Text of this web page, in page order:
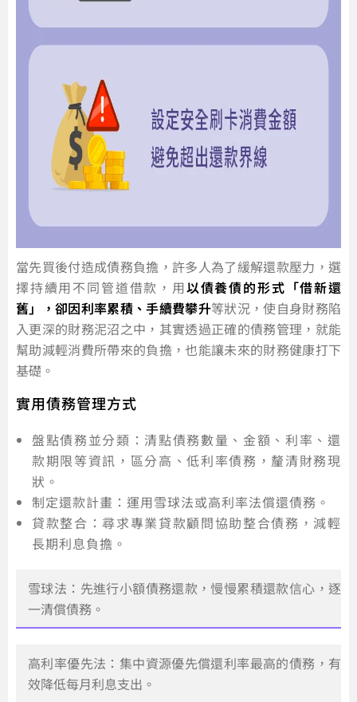
當先買後付造成債務負擔，許多人為了緩解還款壓力，選
擇持續用不同管道借款，用以債養債的形式「借新還
舊」，卻因利率累積、手續費攀升等狀況，使自身財務陷
入更深的財務泥沼之中，其實透過正確的債務管理，就能
幫助減輕消費所帶來的負擔，也能讓未來的財務健康打下
基礎。
實用債務管理方式
盤點債務並分類：清點債務數量、金額、利率、還
款期限等資訊，區分高、低利率債務，釐清財務現
狀。
制定還款計畫：運用雪球法或高利率法償還債務。
貸款整合：尋求專業貸款顧問協助整合債務，減輕
長期利息負擔。
雪球法：先進行小額債務還款，慢慢累積還款信心，逐
一清償債務。
高利率優先法：集中資源優先償還利率最高的債務，有
效降低每月利息支出。